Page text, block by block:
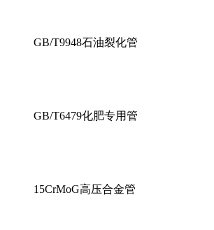
GB/T9948石油裂化管
GB/T6479化肥专用管
15CrMoG高压合金管